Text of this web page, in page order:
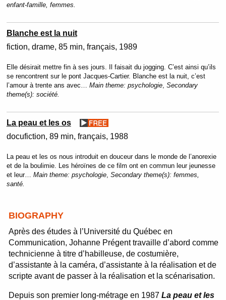
enfant-famille, femmes.
Blanche est la nuit
fiction drame 85 min français 1989
Elle désirait mettre fin à ses jours. Il faisait du jogging. C’est ainsi qu’ils
se rencontrent sur le pont Jacques-Cartier. Blanche est la nuit, c’est
l’amour à trente ans avec… Main theme: psychologie, Secondary
theme(s): société.
La peau et les os
docufiction 89 min français 1988
La peau et les os nous introduit en douceur dans le monde de l’anorexie
et de la boulimie. Les héroïnes de ce film ont en commun leur jeunesse
et leur… Main theme: psychologie, Secondary theme(s): femmes,
santé.
BIOGRAPHY
Après des études à l’Université du Québec en
Communication, Johanne Prégent travaille d’abord comme
technicienne à titre d’habilleuse, de costumière,
d’assistante à la caméra, d’assistante à la réalisation et de
scripte avant de passer à la réalisation et la scénarisation.
Depuis son premier long-métrage en 1987La peau et les